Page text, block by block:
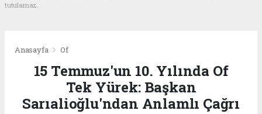
tutulamaz.
Anasayfa Of
15 Temmuz'un 10. Yılında Of
Tek Yürek: Başkan
Sarıalioğlu'ndan Anlamlı Çağrı